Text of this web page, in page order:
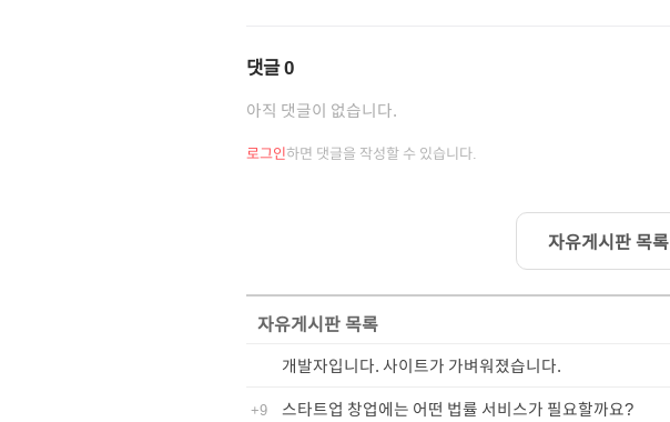
댓글0
아직 댓글이 없습니다.
로그인하면 댓글을 작성할 수 있습니다.
자유게시판 목록
자유게시판목록
개발자입니다. 사이트가 가벼워졌습니다.
+9 스타트업 창업에는 어떤 법률 서비스가 필요할까요?